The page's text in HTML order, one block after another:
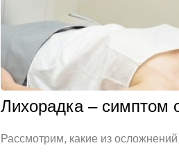
Лихорадка – симптом
Рассмотрим, какие из